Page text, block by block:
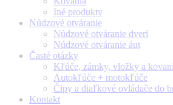
Iné produkty
Núdzové otváranie
Núdzové otváranie dverí
Núdzové otváranie áut
Časté otázky
Kľúče, zámky, vložky a
Autokľúče + motokľúče
Čipy a diaľkové ovládače do
Kontakt